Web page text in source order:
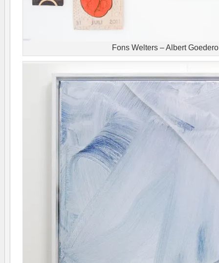
Fons Welters – Albert